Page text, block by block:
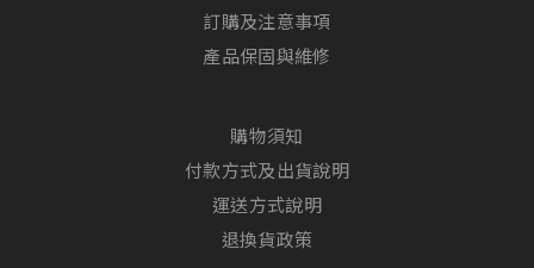
訂購及注意事項
產品保固與維修
購物須知
付款方式及出貨說明
運送方式說明
退換貨政策